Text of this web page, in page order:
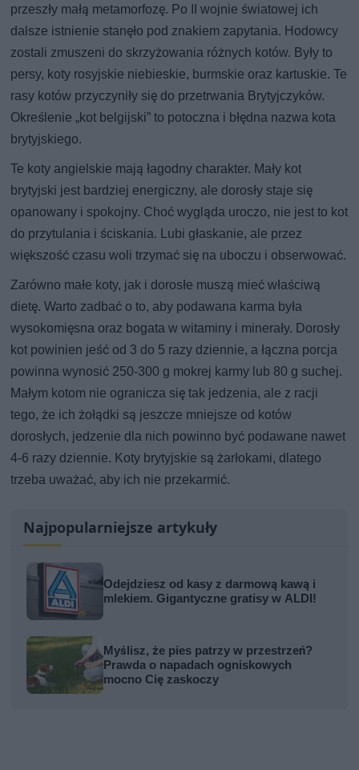
przeszły małą metamorfozę. Po II wojnie światowej ich
dalsze istnienie stanęło pod znakiem zapytania. Hodowcy
zostali zmuszeni do skrzyżowania różnych kotów. Były to
persy, koty rosyjskie niebieskie, burmskie oraz kartuskie. Te
rasy kotów przyczyniły się do przetrwania Brytyjczyków.
Określenie „kot belgijski” to potoczna i błędna nazwa kota
brytyjskiego.
Te koty angielskie mają łagodny charakter. Mały kot
brytyjski jest bardziej energiczny, ale dorosły staje się
opanowany i spokojny. Choć wygląda uroczo, nie jest to kot
do przytulania i ściskania. Lubi głaskanie, ale przez
większość czasu woli trzymać się na uboczu i obserwować.
Zarówno małe koty, jak i dorosłe muszą mieć właściwą
dietę. Warto zadbać o to, aby podawana karma była
wysokomięsna oraz bogata w witaminy i minerały. Dorosły
kot powinien jeść od 3 do 5 razy dziennie, a łączna porcja
powinna wynosić 250-300 g mokrej karmy lub 80 g suchej.
Małym kotom nie ogranicza się tak jedzenia, ale z racji
tego, że ich żołądki są jeszcze mniejsze od kotów
dorosłych, jedzenie dla nich powinno być podawane nawet
4-6 razy dziennie. Koty brytyjskie są żarłokami, dlatego
trzeba uważać, aby ich nie przekarmić.
Najpopularniejsze artykuły
Odejdziesz od kasy z darmową kawą i
mlekiem. Gigantyczne gratisy w ALDI!
Myślisz, że pies patrzy w przestrzeń?
Prawda o napadach ogniskowych
mocno Cię zaskoczy